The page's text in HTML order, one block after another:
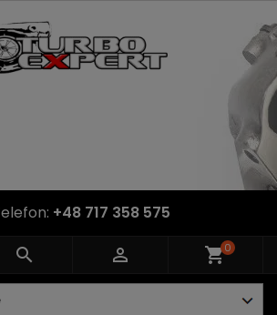
+48 717 358 575
  shopping_cart0